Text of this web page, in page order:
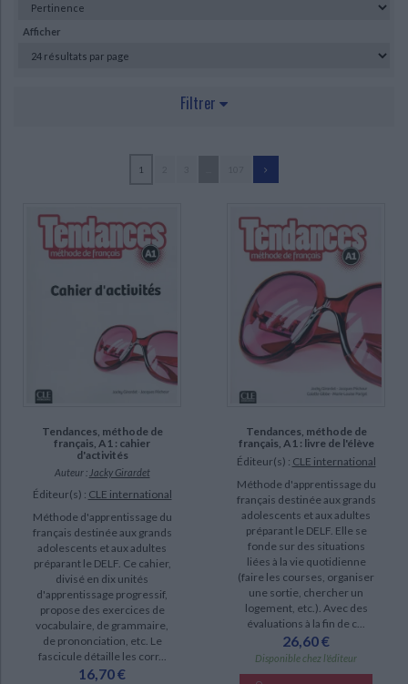
Classiques scolaires
Ecologie - Environnement
Afficher
Filtrer
Collectif, . (155)
Moleskine (153)
Denisot, Hugues (53)
Faucard-Martinez, Brigitte (46)
COLLECTIF (40)
SUPPORT
livre (1619)
poche (125)
document-audio (21)
IAD (16)
musique (11)
coffret (8)
revue (4)
1
Tendances, méthode de
français, A1 : cahier
d'activités
Auteur : Jacky Girardet
Éditeur(s) : CLE international
Méthode d'apprentissage du
français destinée aux grands
adolescents et aux adultes
préparant le DELF. Ce cahier,
divisé en dix unités
d'apprentissage progressif,
propose des exercices de
vocabulaire, de grammaire,
de prononciation, etc. Le
fascicule détaille les corr...
16,70 €
Tendances, méthode de
français, A1 : livre de l'élève
Éditeur(s) : CLE international
Méthode d'apprentissage du
français destinée aux grands
adolescents et aux adultes
préparant le DELF. Elle se
fonde sur des situations
liées à la vie quotidienne
(faire les courses, organiser
une sortie, chercher un
logement, etc.). Avec des
évaluations à la fin de c...
26,60 €
Disponible chez l'éditeur